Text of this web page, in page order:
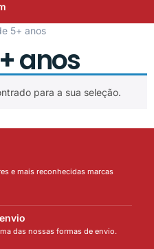
5+ anos
anos
para a sua seleção.
e mais reconhecidas marcas
das nossas formas de envio.